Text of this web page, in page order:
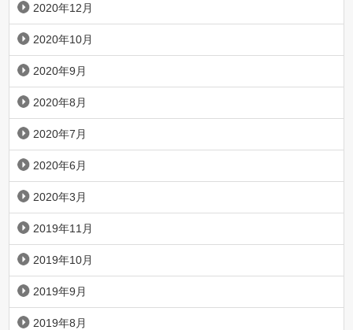
2020年12月
2020年10月
2020年9月
2020年8月
2020年7月
2020年6月
2020年3月
2019年11月
2019年10月
2019年9月
2019年8月